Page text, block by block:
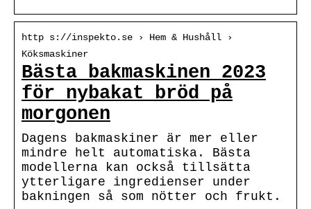
http s://inspekto.se › Hem & Hushåll ›
Köksmaskiner
Bästa bakmaskinen 2023
för nybakat bröd på
morgonen
Dagens bakmaskiner är mer eller
mindre helt automatiska. Bästa
modellerna kan också tillsätta
ytterligare ingredienser under
bakningen så som nötter och frukt.